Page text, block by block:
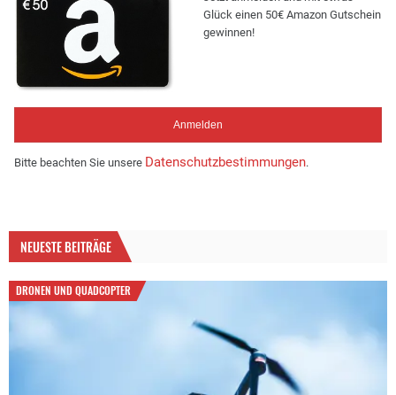
Glück einen 50€ Amazon Gutschein
gewinnen!
Bitte beachten Sie unsere Datenschutzbestimmungen.
NEUESTE BEITRÄGE
DRONEN UND QUADCOPTER